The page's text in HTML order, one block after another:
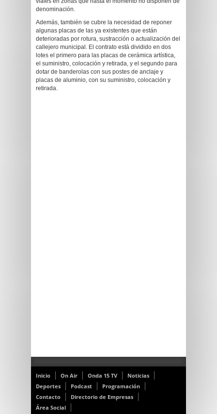
denominación.
Además, también se cubre la necesidad de reponer
algunas placas de las ya existentes que están
deterioradas por rotura, sustracción o actualización del
callejero municipal. El contrato está dividido en dos
lotes el primero para las placas de cerámica artística,
el suministro, colocación y retirada, y el segundo para
dotar de banderolas con sus postes de anclaje y
placas de aluminio, con su suministro, colocación y
retirada.
Inicio On Air Onda 15 TV
Noticias
Deportes
Podcast
Programación
Contacto
Directorio de Empresas
Área Social